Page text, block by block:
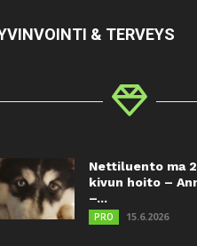
& TERVEYS
Nettiluento ma
kivun hoito –
–...
PRO 15.6.2026